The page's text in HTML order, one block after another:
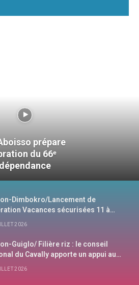
prépare
du 66ᵉ
Dimbokro/Lancement de
Vacances sécurisées 11 à
2026
Guiglo/ Filière riz : le conseil
du Cavally apporte un appui aux
2026